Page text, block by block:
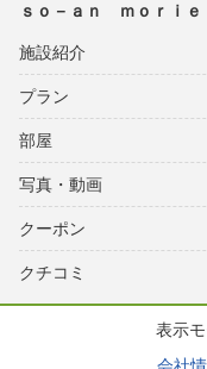
ｓｏ－ａｎ ｍｏｒｉ
施設紹介
プラン
部屋
写真・動画
クーポン
クチコミ
表示モ